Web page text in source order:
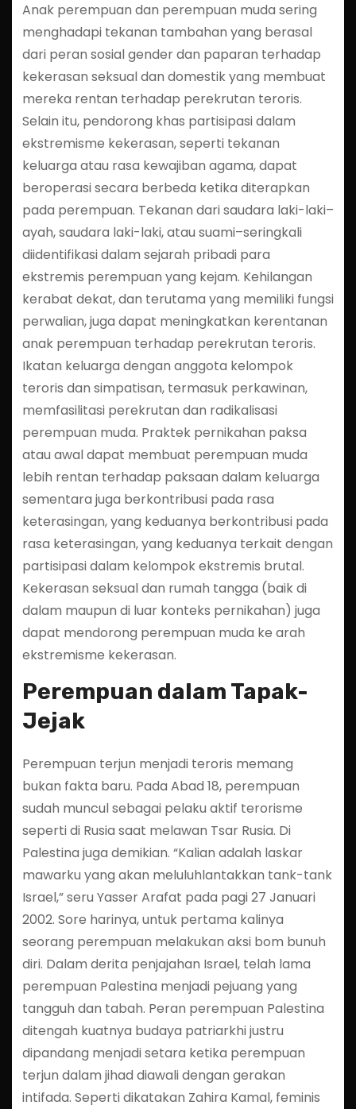
Anak perempuan dan perempuan muda sering
menghadapi tekanan tambahan yang berasal
dari peran sosial gender dan paparan terhadap
kekerasan seksual dan domestik yang membuat
mereka rentan terhadap perekrutan teroris.
Selain itu, pendorong khas partisipasi dalam
ekstremisme kekerasan, seperti tekanan
keluarga atau rasa kewajiban agama, dapat
beroperasi secara berbeda ketika diterapkan
pada perempuan. Tekanan dari saudara laki-laki–
ayah, saudara laki-laki, atau suami–seringkali
diidentifikasi dalam sejarah pribadi para
ekstremis perempuan yang kejam. Kehilangan
kerabat dekat, dan terutama yang memiliki fungsi
perwalian, juga dapat meningkatkan kerentanan
anak perempuan terhadap perekrutan teroris.
Ikatan keluarga dengan anggota kelompok
teroris dan simpatisan, termasuk perkawinan,
memfasilitasi perekrutan dan radikalisasi
perempuan muda. Praktek pernikahan paksa
atau awal dapat membuat perempuan muda
lebih rentan terhadap paksaan dalam keluarga
sementara juga berkontribusi pada rasa
keterasingan, yang keduanya berkontribusi pada
rasa keterasingan, yang keduanya terkait dengan
partisipasi dalam kelompok ekstremis brutal.
Kekerasan seksual dan rumah tangga (baik di
dalam maupun di luar konteks pernikahan) juga
dapat mendorong perempuan muda ke arah
ekstremisme kekerasan.
Perempuan dalam Tapak-
Jejak
Perempuan terjun menjadi teroris memang
bukan fakta baru. Pada Abad 18, perempuan
sudah muncul sebagai pelaku aktif terorisme
seperti di Rusia saat melawan Tsar Rusia. Di
Palestina juga demikian. “Kalian adalah laskar
mawarku yang akan meluluhlantakkan tank-tank
Israel,” seru Yasser Arafat pada pagi 27 Januari
2002. Sore harinya, untuk pertama kalinya
seorang perempuan melakukan aksi bom bunuh
diri. Dalam derita penjajahan Israel, telah lama
perempuan Palestina menjadi pejuang yang
tangguh dan tabah. Peran perempuan Palestina
ditengah kuatnya budaya patriarkhi justru
dipandang menjadi setara ketika perempuan
terjun dalam jihad diawali dengan gerakan
intifada. Seperti dikatakan Zahira Kamal, feminis